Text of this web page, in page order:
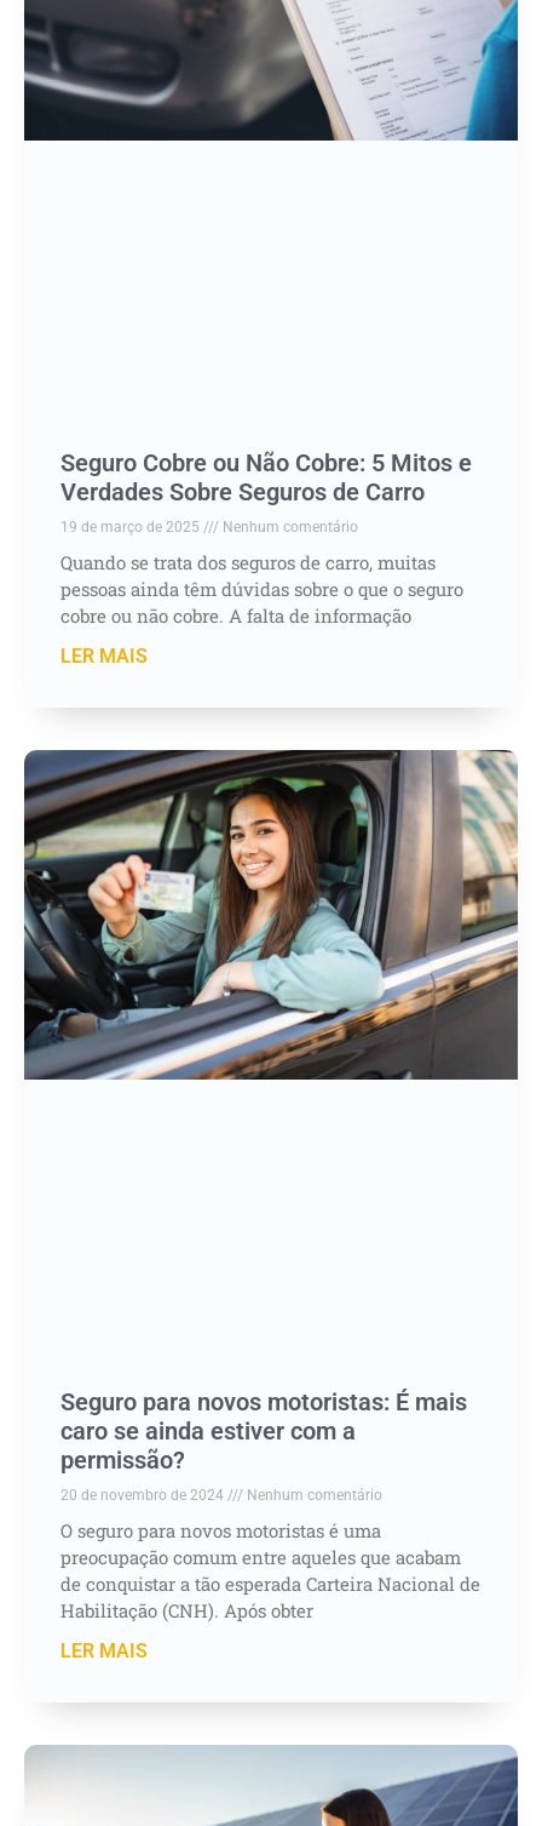
Seguro Cobre ou Não Cobre: 5 Mitos e
Verdades Sobre Seguros de Carro
19 de março de 2025 Nenhum comentário
Quando se trata dos seguros de carro, muitas
pessoas ainda têm dúvidas sobre o que o seguro
cobre ou não cobre. A falta de informação
LER MAIS
Seguro para novos motoristas: É mais
caro se ainda estiver com a
permissão?
20 de novembro de 2024 Nenhum comentário
O seguro para novos motoristas é uma
preocupação comum entre aqueles que acabam
de conquistar a tão esperada Carteira Nacional de
Habilitação (CNH). Após obter
LER MAIS